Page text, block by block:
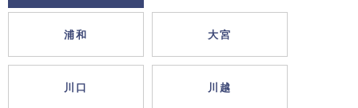
浦和 大宮
川口 川越